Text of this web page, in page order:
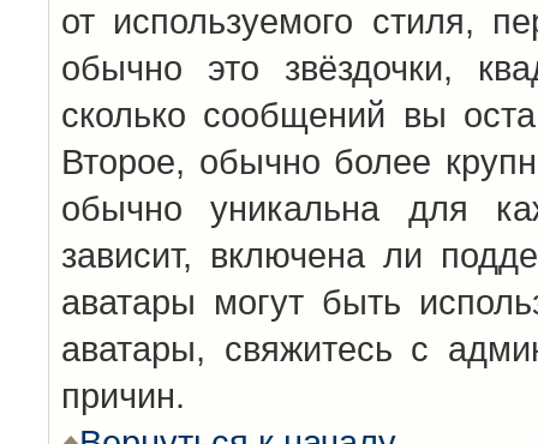
от используемого стиля,
обычно это звёздочки,
сколько сообщений вы
Второе, обычно более
обычно уникальна для
зависит, включена ли
аватары могут быть
аватары, свяжитесь с
причин.